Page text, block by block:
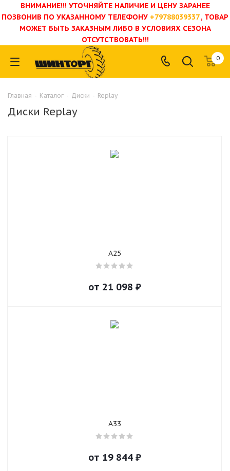
ВНИМАНИЕ!!! УТОЧНЯЙТЕ НАЛИЧИЕ И ЦЕНУ ЗАРАНЕЕ
ПОЗВОНИВ ПО УКАЗАННОМУ ТЕЛЕФОНУ +79788039337, ТОВАР
МОЖЕТ БЫТЬ ЗАКАЗНЫМ ЛИБО В УСЛОВИЯХ СЕЗОНА
ОТСУТСТВОВАТЬ!!!
0
Главная - Каталог - Диски - Replay
Диски Replay
A25
от 21 098 ₽
A33
от 19 844₽